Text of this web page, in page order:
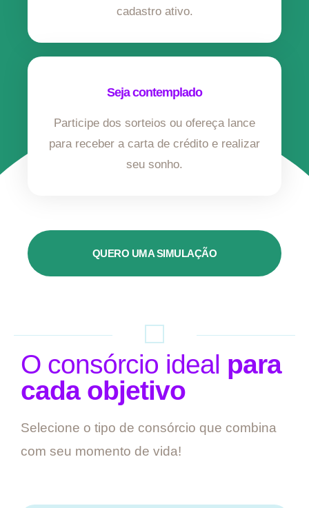
cadastro ativo.
Seja contemplado
Participe dos sorteios ou ofereça lance
para receber a carta de crédito e realizar
seu sonho.
QUERO UMA SIMULAÇÃO
O consórcio ideal para
cada objetivo
Selecione o tipo de consórcio que combina
com seu momento de vida!